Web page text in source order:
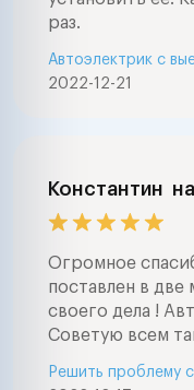
раз.
2022-12-21
Автоэлектрик с
Константин на
Огромное
поставлен в
своего дела !
Советую всем
Решить проблему